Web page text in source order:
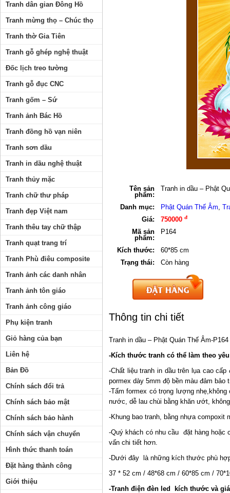
Tên sản
phẩm:
Tranh in dầu – Phật
Danh mục: Phật Quán Thế Âm,
Giá:
750000 đ
Mã sản
phẩm:
P164
Kích thước:
60*85 cm
Trạng thái:
Còn hàng
Thông tin chi tiết
Tranh in dầu – Phật Quán Thế Âm-P164
-Kích thước tranh có thể làm theo
-Chất liệu tranh in dầu trên lụa cao
pormex dày 5mm độ bền màu đảm bảo
-Tấm formex có trọng lượng
nước, dễ lau chùi bằng khăn ướt,
-Khung bao tranh, bằng nhựa compoxit
-Quý khách có nhu cầu đặt hàng
vấn chi tiết hơn.
-Dưới đây là những kích thước phù
37 * 52 cm / 48*68 cm / 60*85 cm /
-Tranh điện đèn led kích thước và
Tranh dân gian Đông Hồ
Tranh mừng thọ – Chúc thọ
Tranh thờ Gia Tiên
Tranh gỗ ghép nghệ thuật
Đốc lịch treo tường
Tranh gỗ đục CNC
Tranh gốm – Sứ
Tranh ảnh Bác Hồ
Tranh đồng hồ vạn niên
Tranh sơn dầu
Tranh in dầu nghệ thuật
Tranh thủy mặc
Tranh chữ thư pháp
Tranh đẹp Việt nam
Tranh thêu tay chữ thập
Tranh quạt trang trí
Tranh Phù điêu composite
Tranh ảnh các danh nhân
Tranh ảnh tôn giáo
Tranh ảnh công giáo
Phụ kiện tranh
Giỏ hàng của bạn
Liên hệ
Bản Đồ
Chính sách đổi trả
Chính sách bảo mật
Chính sách bảo hành
Chính sách vận chuyển
Hình thức thanh toán
Đặt hàng thành công
Giới thiệu